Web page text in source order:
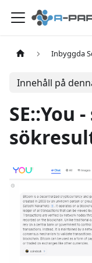
Inbyggda
Innehåll på
SE::You